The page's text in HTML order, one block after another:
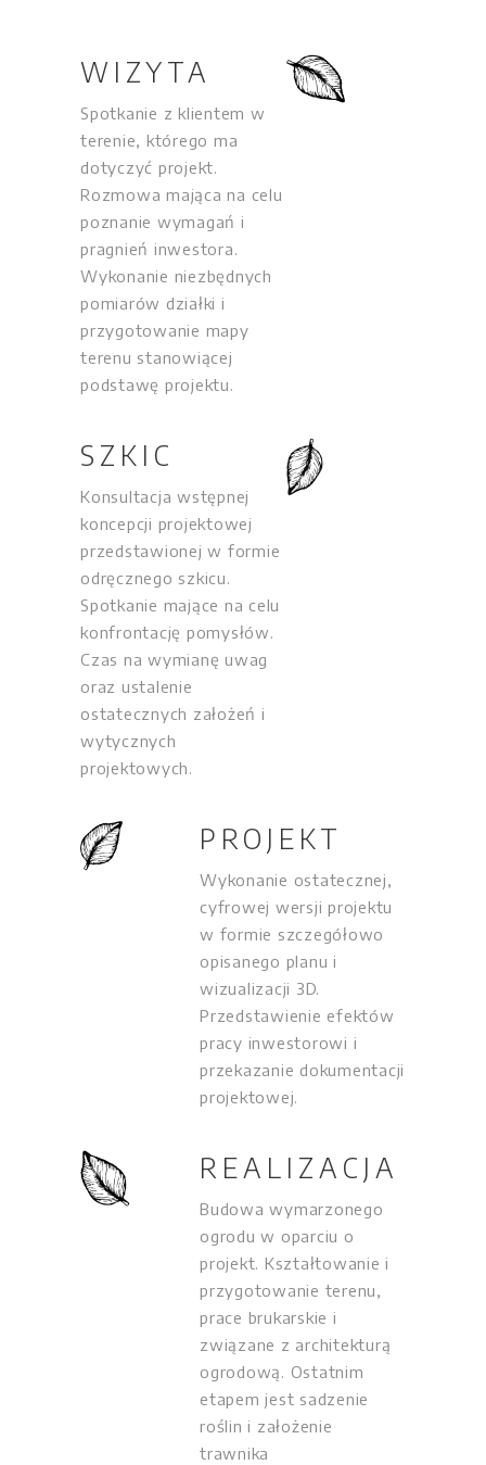
WIZYTA
Spotkanie z klientem w
terenie, którego ma
dotyczyć projekt.
Rozmowa mająca na celu
poznanie wymagań i
pragnień inwestora.
Wykonanie niezbędnych
pomiarów działki i
przygotowanie mapy
terenu stanowiącej
podstawę projektu.
SZKIC
Konsultacja wstępnej
koncepcji projektowej
przedstawionej w formie
odręcznego szkicu.
Spotkanie mające na celu
konfrontację pomysłów.
Czas na wymianę uwag
oraz ustalenie
ostatecznych założeń i
wytycznych
projektowych.
PROJEKT
Wykonanie ostatecznej,
cyfrowej wersji projektu
w formie szczegółowo
opisanego planu i
wizualizacji 3D.
Przedstawienie efektów
pracy inwestorowi i
przekazanie dokumentacji
projektowej.
REALIZACJA
Budowa wymarzonego
ogrodu w oparciu o
projekt. Kształtowanie i
przygotowanie terenu,
prace brukarskie i
związane z architekturą
ogrodową. Ostatnim
etapem jest sadzenie
roślin i założenie
trawnika